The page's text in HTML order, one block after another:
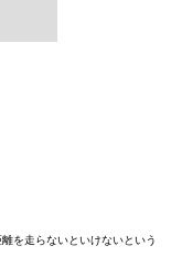
を走らないといけないという